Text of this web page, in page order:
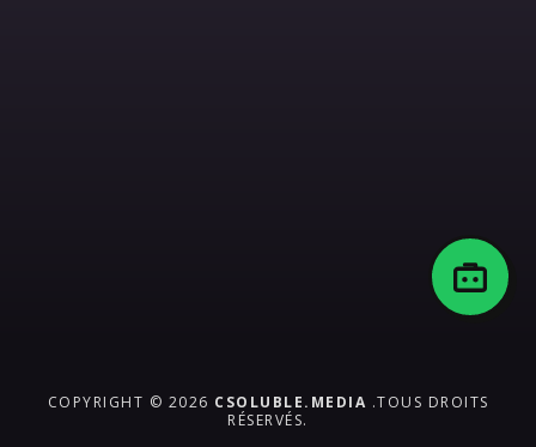
COPYRIGHT © 2026 CSOLUBLE.MEDIA .TOUS DROITS
RÉSERVÉS.